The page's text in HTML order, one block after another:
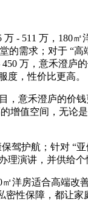
- 511 万，180㎡
的需求；对于 “高
万，意禾澄庐
度，性价比更高。
意禾澄庐的价
增值空间，无论
护航；针对 “亚
演讲，并供给个
洋房适合高端
性保障，都让家